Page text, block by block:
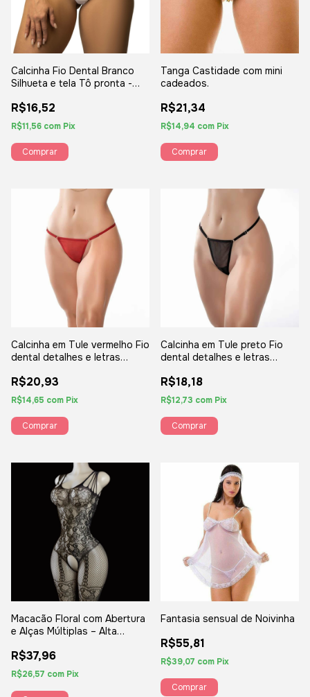
Calcinha Fio Dental Branco
Silhueta e tela Tô pronta -
R$16,52
R$11,56 com Pix
Tanga Castidade com mini
cadeados.
R$21,34
R$14,94 com Pix
Calcinha em Tule vermelho Fio
dental detalhes e letras
YAFFA
R$20,93
R$14,65 com Pix
Calcinha em Tule preto Fio
dental detalhes e letras
YAFFA
R$18,18
R$12,73 com Pix
Macacão Floral com Abertura
e Alças Múltiplas – Alta
R$37,96
R$26,57 com Pix
Fantasia sensual de Noivinha
R$55,81
R$39,07 com Pix